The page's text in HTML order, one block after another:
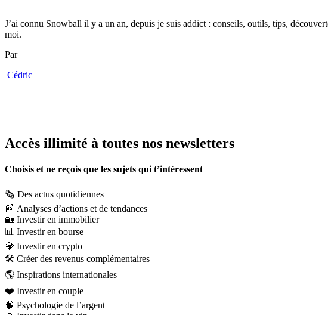
J’ai connu Snowball il y a un an, depuis je suis addict : conseils, outils, tips,
moi.
Par
Cédric
Accès illimité à toutes nos newsletters
Choisis et ne reçois que les sujets qui t’intéressent
🗞️ Des actus quotidiennes
📰 Analyses d’actions et de tendances
🏡 Investir en immobilier
📊 Investir en bourse
💎 Investir en crypto
🛠️ Créer des revenus complémentaires
🌎 Inspirations internationales
❤️ Investir en couple
🧠 Psychologie de l’argent